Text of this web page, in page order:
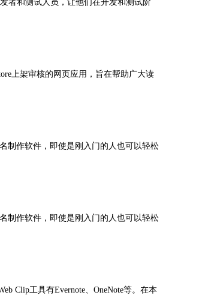
者和测试人员，让他们在开发和测试阶
上架审核的网页应用，旨在帮助广大读
制作软件，即使是刚入门的人也可以轻松
制作软件，即使是刚入门的人也可以轻松
Clip工具有Evernote、OneNote等。在本